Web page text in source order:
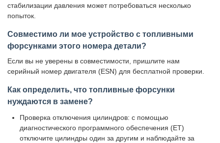
стабилизации давления может потребоваться несколько
попыток.
Совместимо ли мое устройство с топливными
форсунками этого номера детали?
Если вы не уверены в совместимости, пришлите нам
серийный номер двигателя (ESN) для бесплатной проверки.
Как определить, что топливные форсунки
нуждаются в замене?
Проверка отключения цилиндров: с помощью
диагностического программного обеспечения (ET)
отключите цилиндры один за другим и наблюдайте за